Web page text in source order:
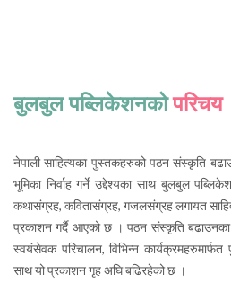
बुलबुल पब्लिकेशनकोपरिचय
नेपाली साहित्यका पुस्तकहरुको पठन संस्कृति
भूमिका निर्वाह गर्ने उद्देश्यका साथ बुलबुल
कथासंग्रह, कवितासंग्रह, गजलसंग्रह लगायत
प्रकाशन गर्दै आएको छ । पठन संस्कृति बढाउनका
स्वयंसेवक परिचालन, विभिन्न
साथ यो प्रकाशन गृह अघि बढिरहेको छ ।